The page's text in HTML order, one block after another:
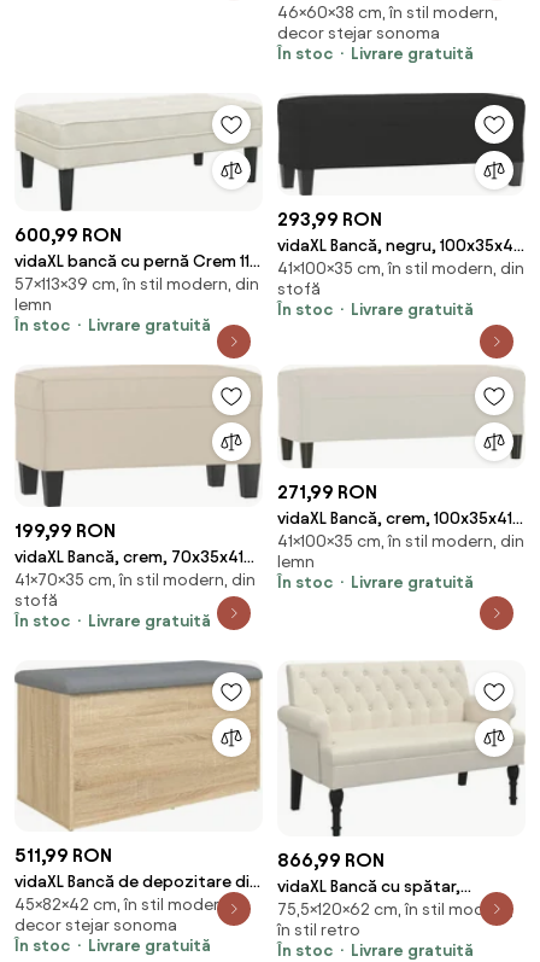
pernă cu raft Stejar Sonoma 60
x 38 x 46 cm
46×60×38 cm, în stil modern,
decor stejar sonoma
În stoc
Livrare gratuită
600,99 RON
vidaXL bancă cu pernă Crem 113
x 57 x 39 cm Catifea
57×113×39 cm, în stil modern, din
lemn
În stoc
Livrare gratuită
293,99 RON
vidaXL Bancă, negru, 100x35x41
cm, microfibră
41×100×35 cm, în stil modern, din
stofă
În stoc
Livrare gratuită
199,99 RON
vidaXL Bancă, crem, 70x35x41
cm, țesătură microfibră
41×70×35 cm, în stil modern, din
stofă
În stoc
Livrare gratuită
271,99 RON
vidaXL Bancă, crem, 100x35x41
cm, catifea
41×100×35 cm, în stil modern, din
lemn
În stoc
Livrare gratuită
511,99 RON
vidaXL Bancă de depozitare din
stejar Sonoma, 82x42x45 cm,
lemn stratificat
45×82×42 cm, în stil modern,
decor stejar sonoma
În stoc
Livrare gratuită
866,99 RON
vidaXL Bancă cu spătar,
120x62x75,5 cm, in
75,5×120×62 cm, în stil modern,
în stil retro
În stoc
Livrare gratuită